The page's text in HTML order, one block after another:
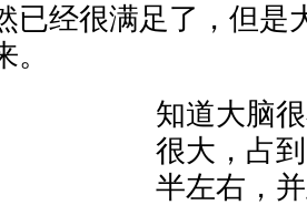
已经很满足了，但是
知道大脑
很大，占
半左右，